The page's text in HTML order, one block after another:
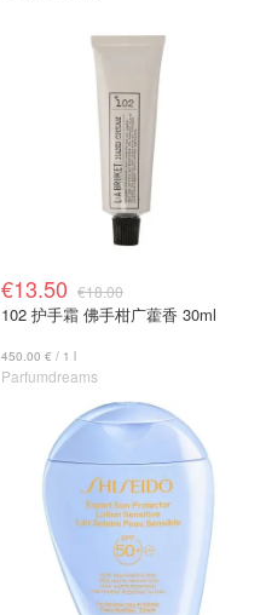
€13.50 €18.00
102 护手霜 佛手柑广藿香 30ml
450.00 € / 1 l
Parfumdreams